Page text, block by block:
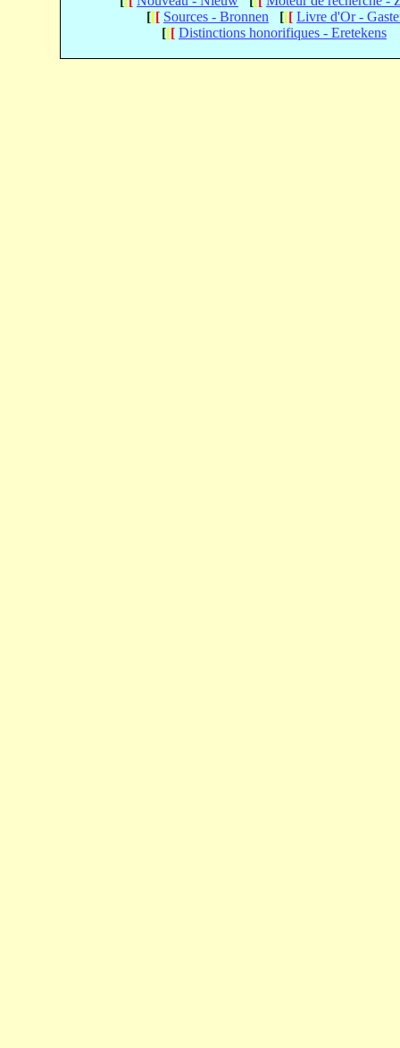
[[[ Sources - Bronnen [[[ Livre d'Or -
[[[ Distinctions honorifiques - Eretekens